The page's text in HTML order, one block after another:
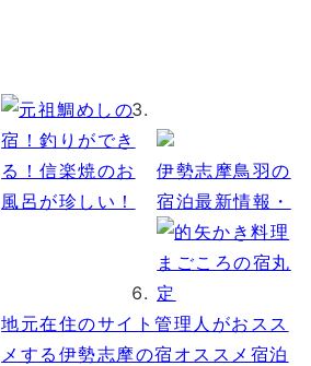
伊勢志摩鳥羽の
宿泊最新情報・
地元在住のサイト管理人がおスス
メする伊勢志摩の宿オススメ宿泊